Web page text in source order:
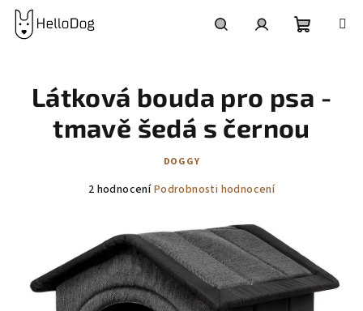
Přejít
obsah
košík
Látková bouda pro psa -
tmavě šedá s černou
DOGGY
Průměrné
5,0
z
5
hvězdiček.
2 hodnoceníPodrobnosti hodnocení